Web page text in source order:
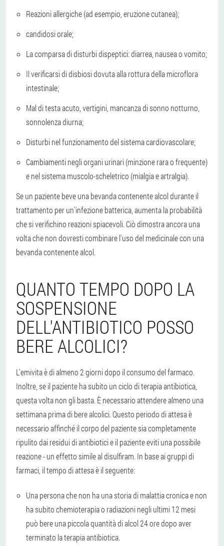
Reazioni allergiche (ad esempio, eruzione cutanea);
candidosi orale;
La comparsa di disturbi dispeptici: diarrea, nausea o vomito;
Il verificarsi di disbiosi dovuta alla rottura della microflora
intestinale;
Mal di testa acuto, vertigini, mancanza di sonno notturno,
sonnolenza diurna;
Disturbi nel funzionamento del sistema cardiovascolare;
Cambiamenti negli organi urinari (minzione rara o frequente)
e nel sistema muscolo-scheletrico (mialgia e artralgia).
Se un paziente beve una bevanda contenente alcol durante il
trattamento per un'infezione batterica, aumenta la probabilità
che si verifichino reazioni spiacevoli. Ciò dimostra ancora una
volta che non dovresti combinare l'uso del medicinale con una
bevanda contenente alcol.
QUANTO TEMPO DOPO LA
SOSPENSIONE
DELL'ANTIBIOTICO POSSO
BERE ALCOLICI?
L'emivita è di almeno 2 giorni dopo il consumo del farmaco.
Inoltre, se il paziente ha subito un ciclo di terapia antibiotica,
questa volta non gli basta. È necessario attendere almeno una
settimana prima di bere alcolici. Questo periodo di attesa è
necessario affinché il corpo del paziente sia completamente
ripulito dai residui di antibiotici e il paziente eviti una possibile
reazione - un effetto simile al disulfiram. In base ai gruppi di
farmaci, il tempo di attesa è il seguente:
Una persona che non ha una storia di malattia cronica e non
ha subito chemioterapia o radiazioni negli ultimi 12 mesi
può bere una piccola quantità di alcol 24 ore dopo aver
terminato la terapia antibiotica.